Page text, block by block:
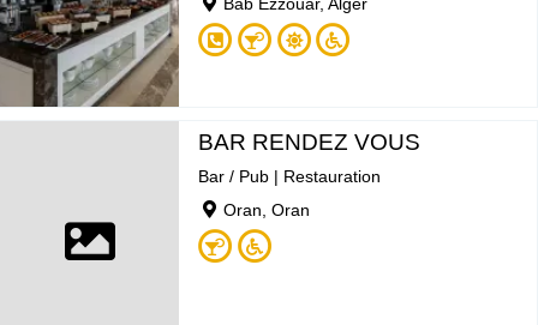
BAR RENDEZ VOUS
Bar / Pub | Restauration
Oran, Oran